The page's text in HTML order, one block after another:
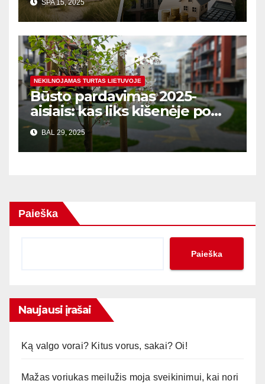
ir rizikos
SPA 15, 2025
NEKILNOJAMAS TURTAS LIETUVOJE
Būsto pardavimas 2025-
aisiais: kas liks kišenėje po
mokesčių?
BAL 29, 2025
Paieška
Paieška
Naujausi įrašai
Ką valgo vorai? Kitus vorus, sakai? Oi!
Mažas voriukas meilužis moja sveikinimui, kai nori